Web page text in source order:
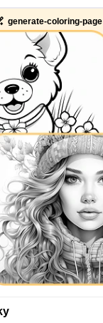
generate-coloring-page